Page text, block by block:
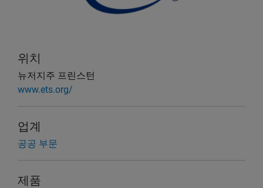
위치
뉴저지주 프린스턴
www.ets.org/
업계
공공 부문
제품